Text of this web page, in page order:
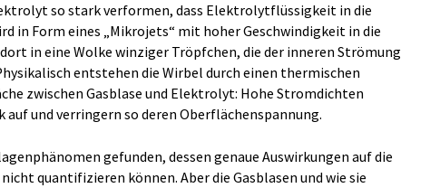
so stark verformen, dass Elektrolytflüssigkeit in die
in Form eines „Mikrojets“ mit hoher Geschwindigkeit in die
in eine Wolke winziger Tröpfchen, die der inneren Strömung
entstehen die Wirbel durch einen thermischen
zwischen Gasblase und Elektrolyt: Hohe Stromdichten
und verringern so deren Oberflächenspannung.
gefunden, dessen genaue Auswirkungen auf die
quantifizieren können. Aber die Gasblasen und wie sie